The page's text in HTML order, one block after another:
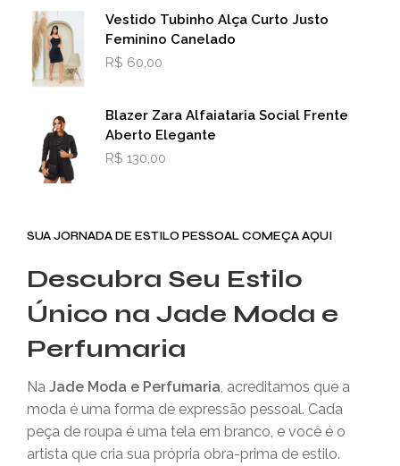
Vestido Tubinho Alça Curto Justo
Feminino Canelado
R$ 60,00
Blazer Zara Alfaiataria Social Frente
Aberto Elegante
R$ 130,00
SUA JORNADA DE ESTILO PESSOAL COMEÇA AQUI
Descubra Seu Estilo
Único na Jade Moda e
Perfumaria
Na Jade Moda e Perfumaria, acreditamos que a
moda é uma forma de expressão pessoal. Cada
peça de roupa é uma tela em branco, e você é o
artista que cria sua própria obra-prima de estilo.